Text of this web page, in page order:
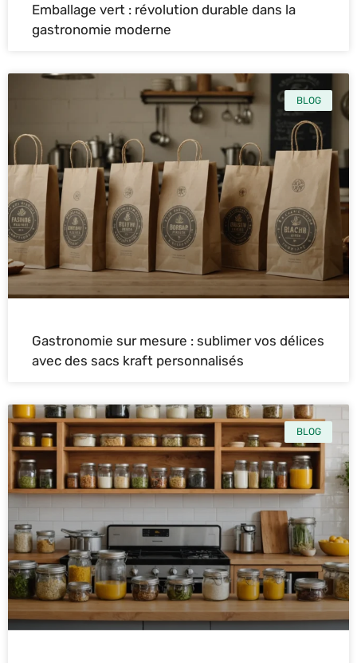
Emballage vert : révolution durable dans la
gastronomie moderne
BLOG
Gastronomie sur mesure : sublimer vos délices
avec des sacs kraft personnalisés
BLOG